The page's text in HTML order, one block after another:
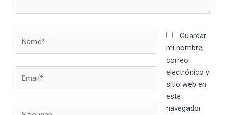
Guardar
mi nombre,
correo
electrónico y
sitio web en
este
navegador